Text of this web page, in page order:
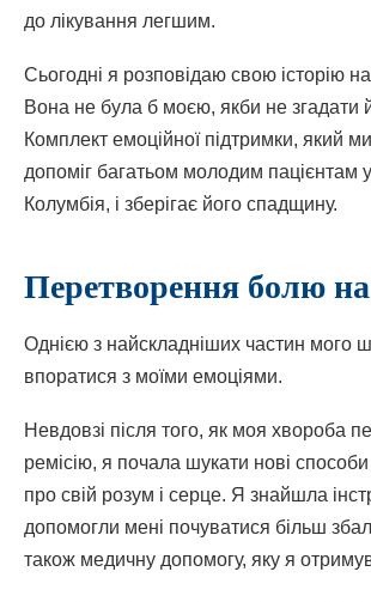
до лікування легшим.
Сьогодні я розповідаю свою історію
Вона не була б моєю, якби не згадати
Комплект емоційної підтримки, який
допоміг багатьом молодим пацієнтам
Колумбія, і зберігає його спадщину.
Перетворення болю
Однією з найскладніших частин мого
впоратися з моїми емоціями.
Невдовзі після того, як моя хвороба
ремісію, я почала шукати нові способи
про свій розум і серце. Я знайшла
допомогли мені почуватися більш
також медичну допомогу, яку я